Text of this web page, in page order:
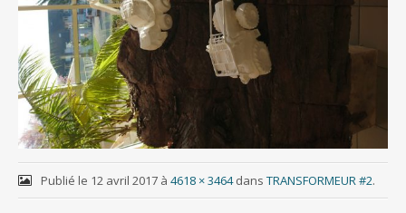
Publié le 12 avril 2017à 4618 × 3464dans TRANSFORMEUR #2.